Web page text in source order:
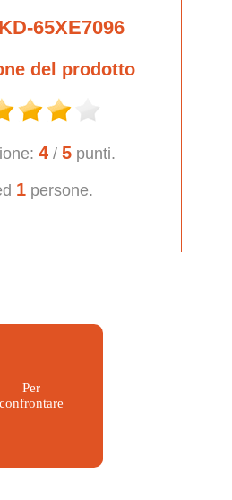
65XE7096
del prodotto
4/ 5punti.
1persone.
Per
confrontare